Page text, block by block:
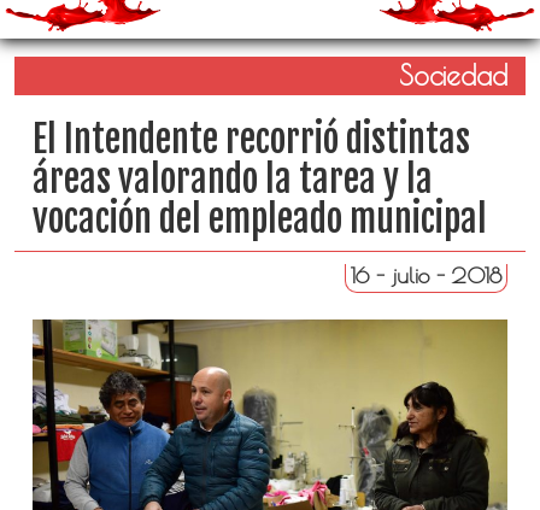
Sociedad
El Intendente recorrió distintas
áreas valorando la tarea y la
vocación del empleado municipal
16 - julio - 2018